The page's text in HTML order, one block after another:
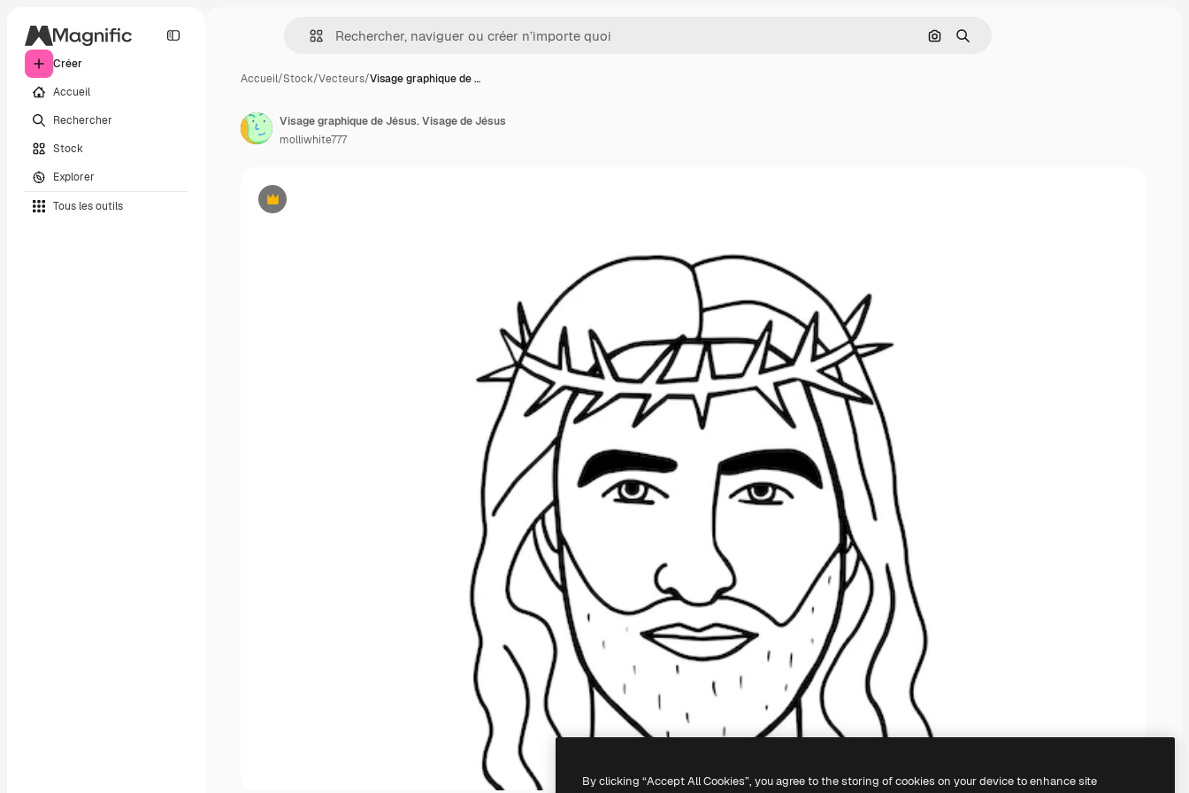
Créer
Accueil
Rechercher
Stock
Explorer
Tous les outils
Rechercher par image
Rechercher
Accueil/Stock/Vecteurs/Visage graphique de …
Premium
Visage graphique de Jésus. Visage de Jésus
molliwhite777
By clicking “Accept All Cookies”, you agree to the storing of cookies on your device to enhance site